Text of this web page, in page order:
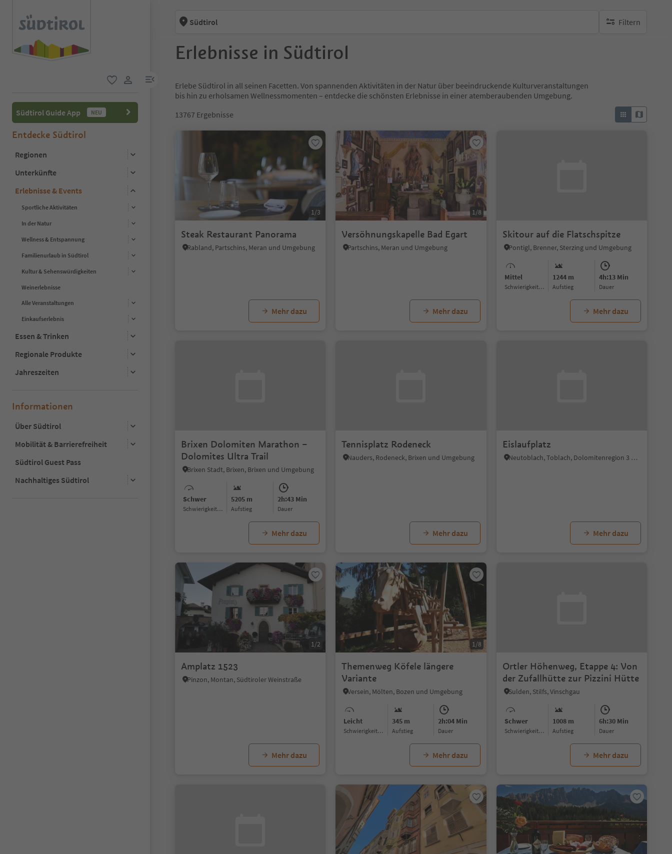
menu link
Südtirol Guide App NEU
Entdecke Südtirol
Regionen
Unterkünfte
Erlebnisse & Events
Sportliche Aktivitäten
In der Natur
Wellness & Entspannung
Familienurlaub in Südtirol
Kultur & Sehenswürdigkeiten
Weinerlebnisse
Alle Veranstaltungen
Einkaufserlebnis
Essen & Trinken
Regionale Produkte
Jahreszeiten
Informationen
Über Südtirol
Mobilität & Barrierefreiheit
Südtirol Guest Pass
Nachhaltiges Südtirol
Südtirol Filtern
keine aktiven Filte
Erlebnisse in Südtirol
Erlebe Südtirol in all seinen Facetten. Von spannenden Aktivitäten in der Natur über beeindruckende Kulturveranstaltungen
bis hin zu erholsamen Wellnessmomenten – entdecke die schönsten Erlebnisse in einer atemberaubenden Umgebung.
13767 Ergebnisse
1/3
Steak Restaurant Panorama
Rabland, Partschins, Meran und Umgebung
Mehr dazu
1/8
Versöhnungskapelle Bad Egart
Partschins, Meran und Umgebung
Mehr dazu
Skitour auf die Flatschspitze
Pontigl, Brenner, Sterzing und Umgebung
Mittel
Schwierigkeitsgrad
1244 m
Aufstieg
4h:13 Min
Dauer
Mehr dazu
Brixen Dolomiten Marathon –
Dolomites Ultra Trail
Brixen Stadt, Brixen, Brixen und Umgebung
Schwer
Schwierigkeitsgrad
5205 m
Aufstieg
2h:43 Min
Dauer
Mehr dazu
Tennisplatz Rodeneck
Nauders, Rodeneck, Brixen und Umgebung
Mehr dazu
Eislaufplatz
Neutoblach, Toblach, Dolomitenregion 3 Zinnen
Mehr dazu
1/2
Amplatz 1523
Pinzon, Montan, Südtiroler Weinstraße
Mehr dazu
1/8
Themenweg Köfele längere
Variante
Versein, Mölten, Bozen und Umgebung
Leicht
Schwierigkeitsgrad
345 m
Aufstieg
2h:04 Min
Dauer
Mehr dazu
Ortler Höhenweg, Etappe 4: Von
der Zufallhütte zur Pizzini Hütte
Sulden, Stilfs, Vinschgau
Schwer
Schwierigkeitsgrad
1008 m
Aufstieg
6h:30 Min
Dauer
Mehr dazu